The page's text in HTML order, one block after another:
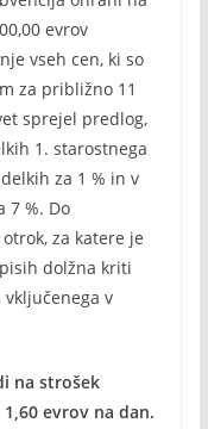
evrov
vseh cen, ki so
za približno 11
sprejel predlog,
1. starostnega
za 1 % in v
7 %. Do
za katere je
dolžna kriti
v
na strošek
evrov na dan.